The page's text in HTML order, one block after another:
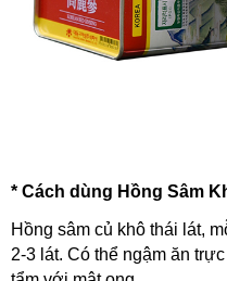
* Cách dùng Hồng Sâm
Hồng sâm củ khô thái lát,
2-3 lát. Có thể ngậm ăn